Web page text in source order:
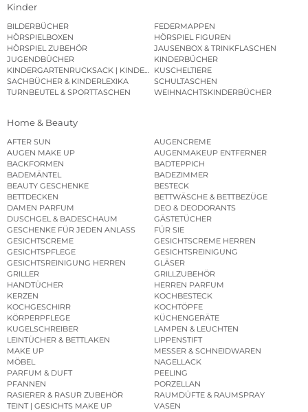
Kinder
BILDERBÜCHER
FEDERMAPPEN
HÖRSPIELBOXEN
HÖRSPIEL FIGUREN
HÖRSPIEL ZUBEHÖR
JAUSENBOX & TRINKFLASCHEN
JUGENDBÜCHER
KINDERBÜCHER
KINDERGARTENRUCKSACK | KINDERGARTENBEUTEL
KUSCHELTIERE
SACHBÜCHER & KINDERLEXIKA
SCHULTASCHEN
TURNBEUTEL & SPORTTASCHEN
WEIHNACHTSKINDERBÜCHER
Home & Beauty
AFTER SUN
AUGENCREME
AUGEN MAKE UP
AUGENMAKEUP ENTFERNER
BACKFORMEN
BADTEPPICH
BADEMÄNTEL
BADEZIMMER
BEAUTY GESCHENKE
BESTECK
BETTDECKEN
BETTWÄSCHE & BETTBEZÜGE
DAMEN PARFUM
DEO & DEODORANTS
DUSCHGEL & BADESCHAUM
GÄSTETÜCHER
GESCHENKE FÜR JEDEN ANLASS
FÜR SIE
GESICHTSCREME
GESICHTSCREME HERREN
GESICHTSPFLEGE
GESICHTSREINIGUNG
GESICHTSREINIGUNG HERREN
GLÄSER
GRILLER
GRILLZUBEHÖR
HANDTÜCHER
HERREN PARFUM
KERZEN
KOCHBESTECK
KOCHGESCHIRR
KOCHTÖPFE
KÖRPERPFLEGE
KÜCHENGERÄTE
KUGELSCHREIBER
LAMPEN & LEUCHTEN
LEINTÜCHER & BETTLAKEN
LIPPENSTIFT
MAKE UP
MESSER & SCHNEIDWAREN
MÖBEL
NAGELLACK
PARFUM & DUFT
PEELING
PFANNEN
PORZELLAN
RASIERER & RASUR ZUBEHÖR
RAUMDÜFTE & RAUMSPRAY
TEINT | GESICHTS MAKE UP
VASEN